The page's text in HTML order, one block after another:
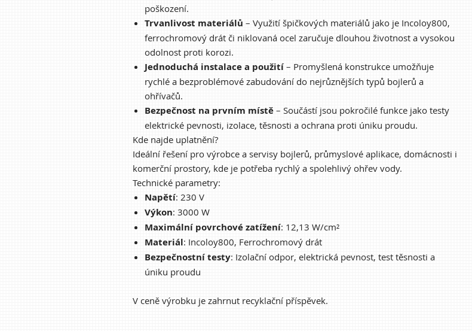
poškození.
Trvanlivost materiálů – Využití špičkových materiálů jako je Incoloy800,
ferrochromový drát či niklovaná ocel zaručuje dlouhou životnost a vysokou
odolnost proti korozi.
Jednoduchá instalace a použití – Promyšlená konstrukce umožňuje
rychlé a bezproblémové zabudování do nejrůznějších typů bojlerů a
ohřívačů.
Bezpečnost na prvním místě – Součástí jsou pokročilé funkce jako testy
elektrické pevnosti, izolace, těsnosti a ochrana proti úniku proudu.
Kde najde uplatnění?
Ideální řešení pro výrobce a servisy bojlerů, průmyslové aplikace, domácnosti i
komerční prostory, kde je potřeba rychlý a spolehlivý ohřev vody.
Technické parametry:
Napětí: 230 V
Výkon: 3000 W
Maximální povrchové zatížení: 12,13 W/cm²
Materiál: Incoloy800, Ferrochromový drát
Bezpečnostní testy: Izolační odpor, elektrická pevnost, test těsnosti a
úniku proudu
V ceně výrobku je zahrnut recyklační příspěvek.